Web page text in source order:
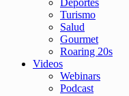
Deportes
Turismo
Salud
Gourmet
Roaring 20s
Videos
Webinars
Podcast